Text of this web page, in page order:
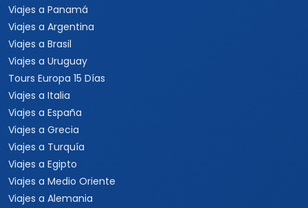
Viajes a Panamá
Viajes a Argentina
Viajes a Brasil
Viajes a Uruguay
Tours Europa 15 Días
Viajes a Italia
Viajes a España
Viajes a Grecia
Viajes a Turquía
Viajes a Egipto
Viajes a Medio Oriente
Viajes a Alemania